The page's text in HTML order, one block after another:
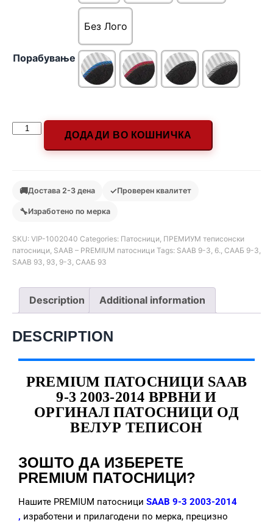
Без Лого
Порабување
ДОДАДИ ВО КОШНИЧКА
🚚Достава 2-3 дена ✓Проверен квалитет
🔧Изработено по мерка
SKU: VIP-1002040 Categories: Патосници ПРЕМИУМ теписонски
патосници SAAB – PREMIUM патосници Tags: SAAB 9-3 6. СААБ 9-3
SAAB 93 93 9-3 СААБ 93
Description Additional information
DESCRIPTION
PREMIUM ПАТОСНИЦИ SAAB
9-3 2003-2014 ВРВНИ И
ОРГИНАЛ ПАТОСНИЦИ ОД
ВЕЛУР ТЕПИСОН
ЗОШТО ДА ИЗБЕРЕТЕ
PREMIUM ПАТОСНИЦИ?
Нашите PREMIUM патосници SAAB 9-3 2003-2014
, изработени и прилагодени по мерка, прецизно